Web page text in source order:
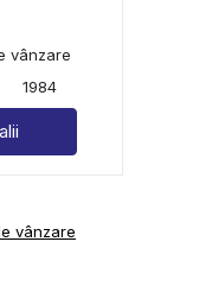
vânzare
1984
vânzare